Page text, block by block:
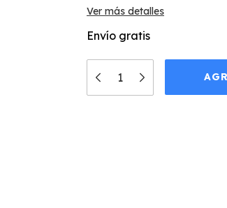
Ver más detalles
Envío gratis